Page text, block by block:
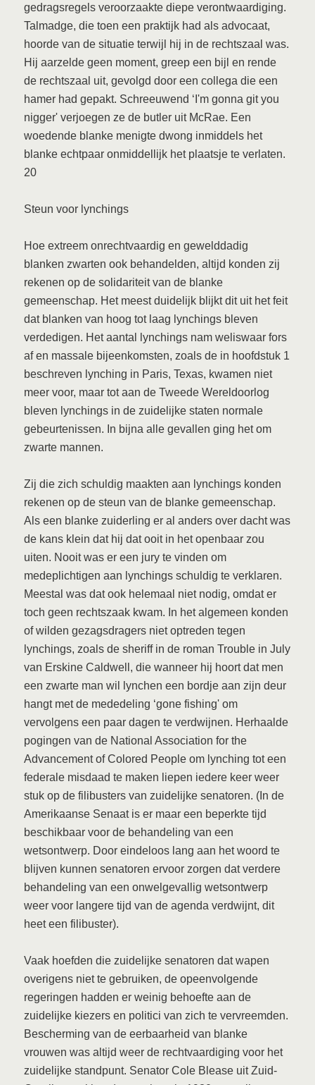
gedragsregels veroorzaakte diepe verontwaardiging.
Talmadge, die toen een praktijk had als advocaat,
hoorde van de situatie terwijl hij in de rechtszaal was.
Hij aarzelde geen moment, greep een bijl en rende
de rechtszaal uit, gevolgd door een collega die een
hamer had gepakt. Schreeuwend ‘I'm gonna git you
nigger' verjoegen ze de butler uit McRae. Een
woedende blanke menigte dwong inmiddels het
blanke echtpaar onmiddellijk het plaatsje te verlaten.
20
Steun voor lynchings
Hoe extreem onrechtvaardig en gewelddadig
blanken zwarten ook behandelden, altijd konden zij
rekenen op de solidariteit van de blanke
gemeenschap. Het meest duidelijk blijkt dit uit het feit
dat blanken van hoog tot laag lynchings bleven
verdedigen. Het aantal lynchings nam weliswaar fors
af en massale bijeenkomsten, zoals de in hoofdstuk 1
beschreven lynching in Paris, Texas, kwamen niet
meer voor, maar tot aan de Tweede Wereldoorlog
bleven lynchings in de zuidelijke staten normale
gebeurtenissen. In bijna alle gevallen ging het om
zwarte mannen.
Zij die zich schuldig maakten aan lynchings konden
rekenen op de steun van de blanke gemeenschap.
Als een blanke zuiderling er al anders over dacht was
de kans klein dat hij dat ooit in het openbaar zou
uiten. Nooit was er een jury te vinden om
medeplichtigen aan lynchings schuldig te verklaren.
Meestal was dat ook helemaal niet nodig, omdat er
toch geen rechtszaak kwam. In het algemeen konden
of wilden gezagsdragers niet optreden tegen
lynchings, zoals de sheriff in de roman Trouble in July
van Erskine Caldwell, die wanneer hij hoort dat men
een zwarte man wil lynchen een bordje aan zijn deur
hangt met de mededeling ‘gone fishing' om
vervolgens een paar dagen te verdwijnen. Herhaalde
pogingen van de National Association for the
Advancement of Colored People om lynching tot een
federale misdaad te maken liepen iedere keer weer
stuk op de filibusters van zuidelijke senatoren. (In de
Amerikaanse Senaat is er maar een beperkte tijd
beschikbaar voor de behandeling van een
wetsontwerp. Door eindeloos lang aan het woord te
blijven kunnen senatoren ervoor zorgen dat verdere
behandeling van een onwelgevallig wetsontwerp
weer voor langere tijd van de agenda verdwijnt, dit
heet een filibuster).
Vaak hoefden die zuidelijke senatoren dat wapen
overigens niet te gebruiken, de opeenvolgende
regeringen hadden er weinig behoefte aan de
zuidelijke kiezers en politici van zich te vervreemden.
Bescherming van de eerbaarheid van blanke
vrouwen was altijd weer de rechtvaardiging voor het
zuidelijke standpunt. Senator Cole Blease uit Zuid-